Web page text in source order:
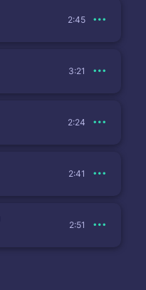
2:45
3:21
2:24
2:41
2:51